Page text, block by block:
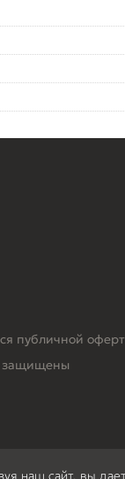
публичной
защищены
наш сайт, вы